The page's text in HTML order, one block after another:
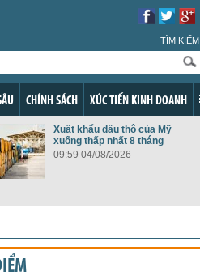
TÌM KIẾM
CHÍNH SÁCH XÚC TIẾN KINH DOANH
Xuất khẩu dầu thô của Mỹ
xuống thấp nhất 8 tháng
09:59 04/08/2026